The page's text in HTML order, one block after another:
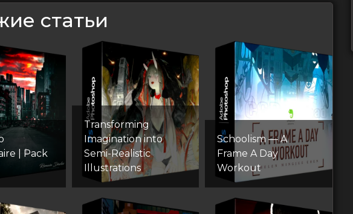
статьи
| Pack
Transforming
Imagination into
Semi-Realistic
Illustrations
Schoolism — A
Frame A Day
Workout